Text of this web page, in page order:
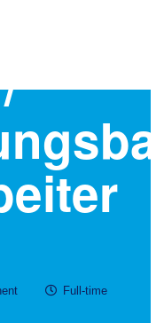
Full-time